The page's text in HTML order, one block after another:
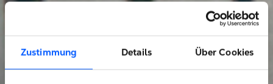
Zustimmung Details Über Cookies